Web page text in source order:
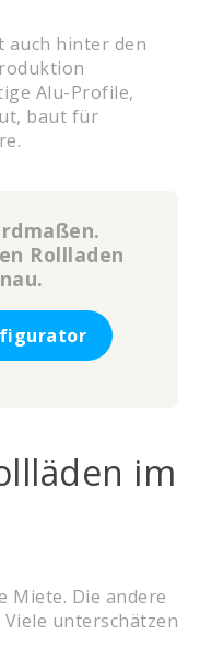
auch hinter den
Alu-Profile,
baut für
Rollladen
im
Miete. Die andere
unterschätzen